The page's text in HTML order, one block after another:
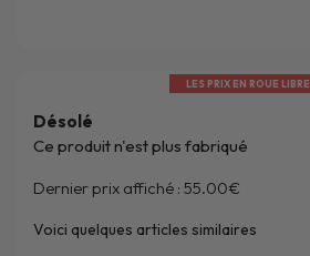
LES PRIX EN ROUE LIBRE
Désolé
Ce produit n'est plus fabriqué
Dernier prix affiché : 55.00€
Voici quelques articles similaires